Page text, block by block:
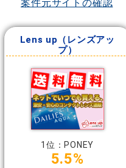
案件元サイトの確認
Lens up（レンズアッ
プ）
1位：PONEY
5.5%